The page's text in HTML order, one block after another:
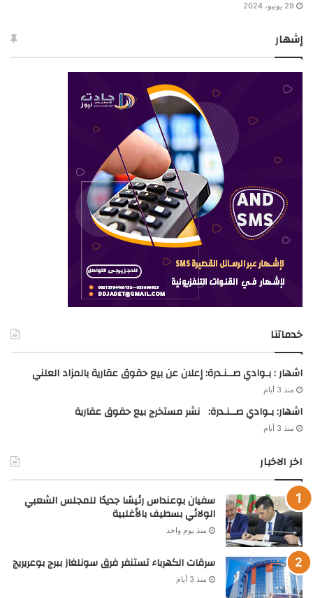
29 يونيو، 2024
إشهار
خدماتنا
اشهار : بـوادي صــنـدرة: إعلان عن بيع حقوق عقارية بالمزاد العلني
منذ 3 أيام
اشهار: بـوادي صــنـدرة: نشر مستخرج بيع حقوق عقارية
منذ 3 أيام
اخر الاخبار
سفيان بوعنداس رئيسًا جديدًا للمجلس الشعبي
الولائي بسطيف بالأغلبية
منذ يوم واحد
سرقات الكهرباء تستنفر فرق سونلغاز ببرج بوعريريج
منذ 3 أيام